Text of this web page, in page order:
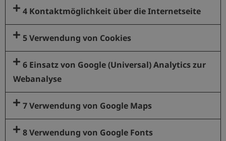
4 Kontaktmöglichkeit über die Internetseite
5 Verwendung von Cookies
6 Einsatz von Google (Universal) Analytics zur
Webanalyse
7 Verwendung von Google Maps
8 Verwendung von Google Fonts